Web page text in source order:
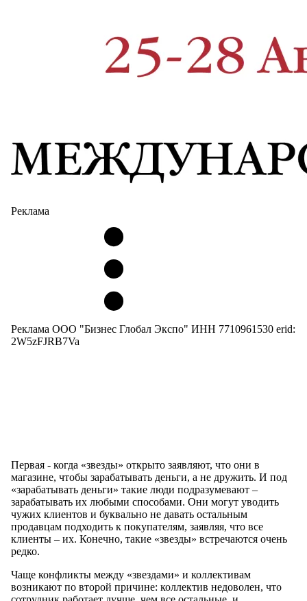
Реклама
Реклама ООО "Бизнес Глобал Экспо" ИНН 7710961530 erid:
2W5zFJRB7Va
Первая - когда «звезды» открыто заявляют, что они в
магазине, чтобы зарабатывать деньги, а не дружить. И под
«зарабатывать деньги» такие люди подразумевают –
зарабатывать их любыми способами. Они могут уводить
чужих клиентов и буквально не давать остальным
продавцам подходить к покупателям, заявляя, что все
клиенты – их. Конечно, такие «звезды» встречаются очень
редко.
Чаще конфликты между «звездами» и коллективам
возникают по второй причине: коллектив недоволен, что